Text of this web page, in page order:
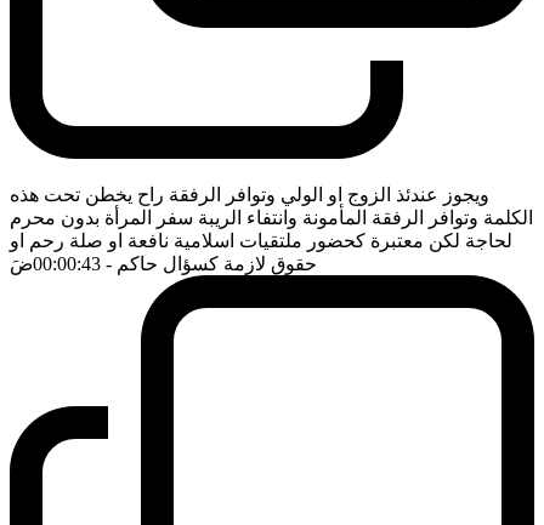
ويجوز عندئذ الزوج او الولي وتوافر الرفقة راح يخطن تحت هذه
الكلمة وتوافر الرفقة المأمونة وانتفاء الريبة سفر المرأة بدون محرم
لحاجة لكن معتبرة كحضور ملتقيات اسلامية نافعة او صلة رحم او
حقوق لازمة كسؤال حاكم - 00:00:43 ضَ